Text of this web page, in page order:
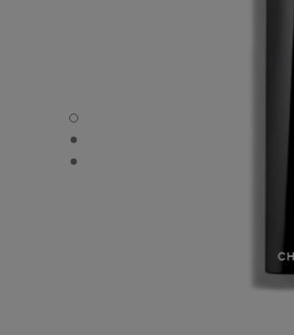
ROUGE ALLURE VELVET - Вид по
ROUGE ALLURE VELVET -
ROUGE ALLURE VELVET - Просмотр